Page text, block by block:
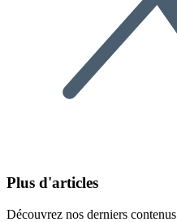
Plus d'articles
Découvrez nos derniers contenus